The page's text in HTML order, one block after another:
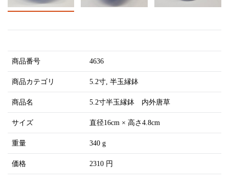
商品番号 4636
商品カテゴリ 5.2寸 半玉縁鉢
商品名 5.2寸半玉縁鉢 内外唐草
サイズ 直径16cm × 高さ4.8cm
重量 340 g
価格 2310 円